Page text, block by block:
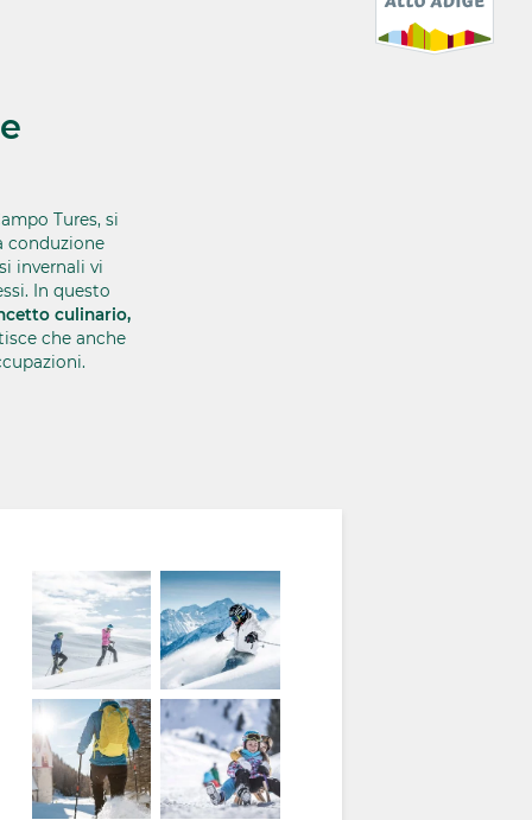
Tures, si
conduzione
invernali vi
In questo
culinario,
che anche